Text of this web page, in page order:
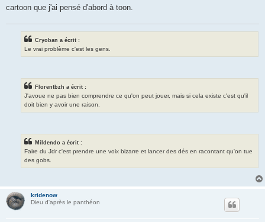
cartoon que j'ai pensé d'abord à toon.
Cryoban a écrit :
Le vrai problème c'est les gens.
Florentbzh a écrit :
J'avoue ne pas bien comprendre ce qu'on peut jouer, mais si cela existe c'est qu'il
doit bien y avoir une raison.
Mildendo a écrit :
Faire du Jdr c'est prendre une voix bizarre et lancer des dés en racontant qu'on tue
des gobs.
kridenow
Dieu d'après le panthéon